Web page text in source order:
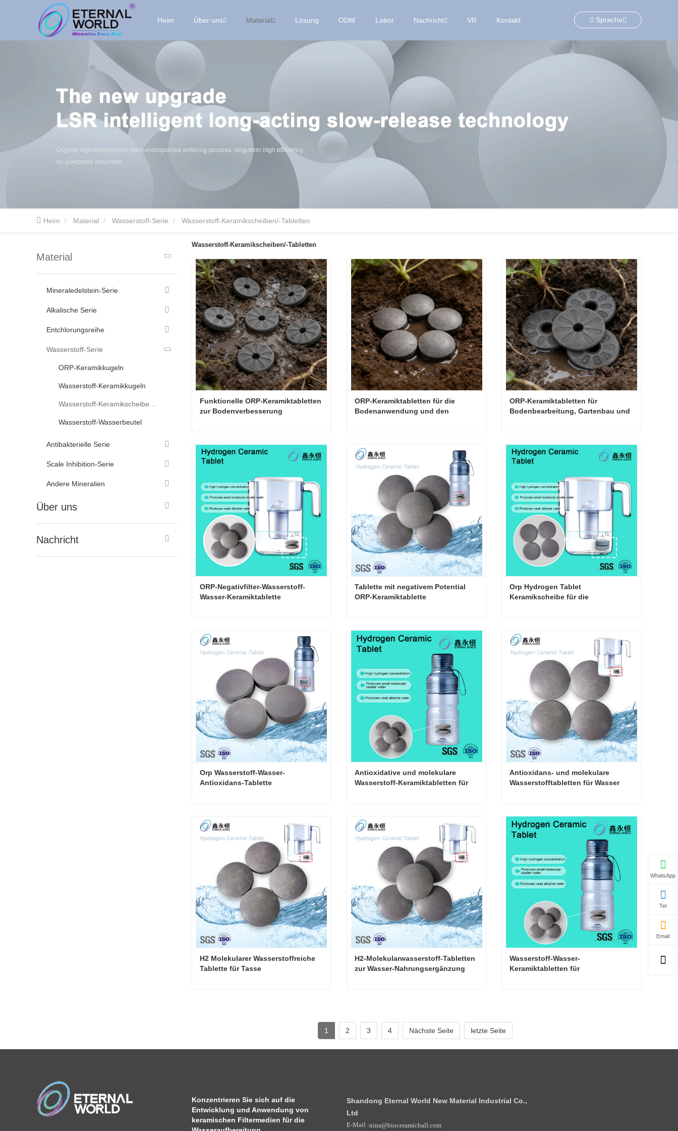
Heim Über uns Material Lösung ODM Labor Nachricht VR Kontakt Sprache
WhatsApp
Tel
Email
Heim Material Wasserstoff-Serie Wasserstoff-Keramikscheiben/-Tabletten
Material
Mineraledelstein-Serie
Alkalische Serie
Entchlorungsreihe
Wasserstoff-Serie
ORP-Keramikkugeln
Wasserstoff-Keramikkugeln
Wasserstoff-Wasserbeutel
Antibakterielle Serie
Scale Inhibition-Serie
Andere Mineralien
Über uns
Nachricht
Wasserstoff-Keramikscheiben/-Tabletten
Funktionelle ORP-Keramiktabletten
zur Bodenverbesserung
Funktionelle ORP-Keramiktabletten zur Bodenverbesserung
Kontaktieren Sie mich jetzt
ORP-Keramiktabletten für die
Bodenanwendung und den
Kontaktieren Sie mich jetzt
ORP-Keramiktabletten für
Bodenbearbeitung, Gartenbau und
ORP-Keramiktabletten für Bodenbearbeitung, Gartenbau und Pflanzung
Kontaktieren Sie mich jetzt
ORP-Negativfilter-Wasserstoff-
Wasser-Keramiktablette
Kontaktieren Sie mich jetzt
Tablette mit negativem Potential
ORP-Keramiktablette
Tablette mit negativem Potential ORP-Keramiktablette
Kontaktieren Sie mich jetzt
Orp Hydrogen Tablet
Keramikscheibe für die
Kontaktieren Sie mich jetzt
Orp Wasserstoff-Wasser-
Antioxidans-Tablette
Kontaktieren Sie mich jetzt
Antioxidative und molekulare
Wasserstoff-Keramiktabletten für
Kontaktieren Sie mich jetzt
Antioxidans- und molekulare
Wasserstofftabletten für Wasser
Antioxidans- und molekulare Wasserstofftabletten für Wasser
Kontaktieren Sie mich jetzt
H2 Molekularer Wasserstoffreiche
Tablette für Tasse
H2-Molekularwasserstoff-Tabletten
zur Wasser-Nahrungsergänzung
Wasserstoff-Wasser-
Keramiktabletten für
1
2 3 4 Nächste Seite letzte Seite
Konzentrieren Sie sich auf die
Entwicklung und Anwendung von
keramischen Filtermedien für die
Shandong Eternal World New Material Industrial Co.,
Ltd
E-Mail :nina@bioceramicball.com